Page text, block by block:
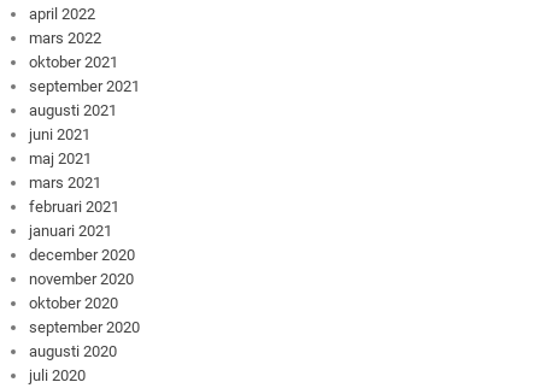
april 2022
mars 2022
oktober 2021
september 2021
augusti 2021
juni 2021
maj 2021
mars 2021
februari 2021
januari 2021
december 2020
november 2020
oktober 2020
september 2020
augusti 2020
juli 2020